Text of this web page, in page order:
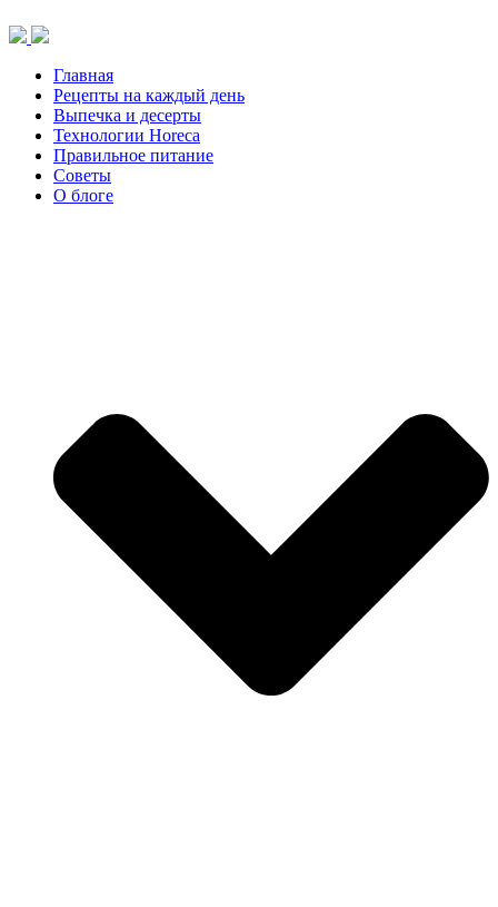
к
Главная
Рецепты на каждый день
Выпечка и десерты
Технологии Horeca
Правильное питание
Советы
О блоге